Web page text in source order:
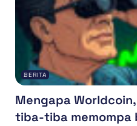
BERITA
Mengapa
tiba-tiba memompa